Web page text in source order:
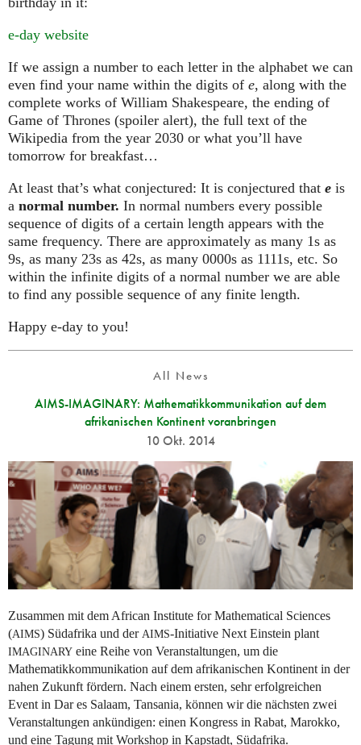
e-day website
If we assign a number to each letter in the alphabet we can
even find your name within the digits of e, along with the
complete works of William Shakespeare, the ending of
Game of Thrones (spoiler alert), the full text of the
Wikipedia from the year 2030 or what you’ll have
tomorrow for breakfast…
At least that’s what conjectured: It is conjectured that e is
a normal number. In normal numbers every possible
sequence of digits of a certain length appears with the
same frequency. There are approximately as many 1s as
9s, as many 23s as 42s, as many 0000s as 1111s, etc. So
within the infinite digits of a normal number we are able
to find any possible sequence of any finite length.
Happy e-day to you!
All News
AIMS-IMAGINARY: Mathematikkommunikation auf dem
afrikanischen Kontinent voranbringen
10 Okt. 2014
Zusammen mit dem African Institute for Mathematical Sciences
(AIMS) Südafrika und der AIMS-Initiative Next Einstein plant
IMAGINARY eine Reihe von Veranstaltungen, um die
Mathematikkommunikation auf dem afrikanischen Kontinent in der
nahen Zukunft fördern. Nach einem ersten, sehr erfolgreichen
Event in Dar es Salaam, Tansania, können wir die nächsten zwei
Veranstaltungen ankündigen: einen Kongress in Rabat, Marokko,
und eine Tagung mit Workshop in Kapstadt, Südafrika.